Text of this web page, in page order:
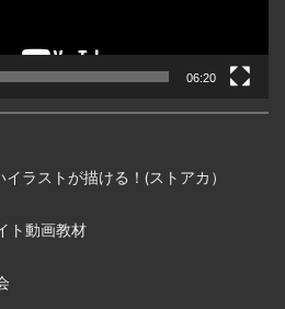
06:20
ラストが描ける！(ストアカ）
ト動画教材